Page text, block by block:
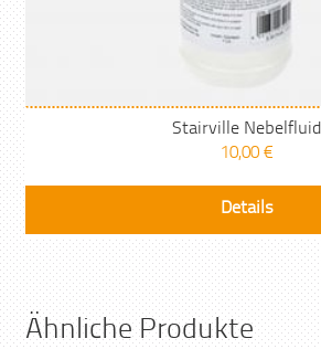
Stairville Nebelfluid
10,00 €
Details
Ähnliche Produkte